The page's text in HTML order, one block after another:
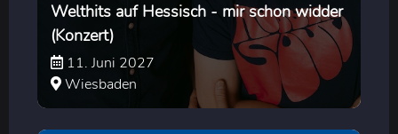
Welthits auf Hessisch - mir schon widder
(Konzert)
11. Juni 2027
Wiesbaden